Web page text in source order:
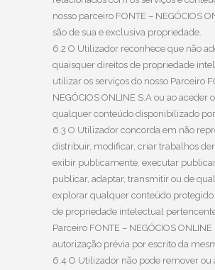
nosso parceiro FONTE – NEGÓCIOS
são de sua e exclusiva propriedade.
6.2 O Utilizador reconhece que não
quaisquer direitos de propriedade
utilizar os serviços do nosso Parceiro
NEGÓCIOS ONLINE S.A ou ao aceder
qualquer conteúdo disponibilizado por
6.3 O Utilizador concorda em não
distribuir, modificar, criar trabalhos
exibir publicamente, executar
publicar, adaptar, transmitir ou de
explorar qualquer conteúdo protegido
de propriedade intelectual
Parceiro FONTE – NEGÓCIOS ONLINE
autorização prévia por escrito da
6.4 O Utilizador não pode remover ou